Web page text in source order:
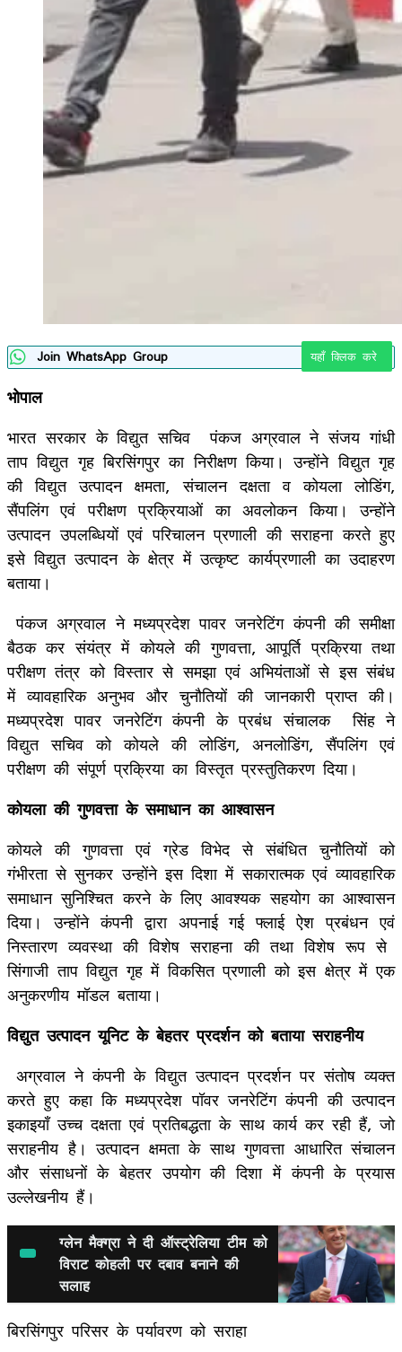
Join WhatsApp Group यहाँ क्लिक करे
भोपाल
भारत सरकार के विद्युत सचिव पंकज अग्रवाल ने संजय गांधी
ताप विद्युत गृह बिरसिंगपुर का निरीक्षण किया। उन्होंने विद्युत गृह
की विद्युत उत्पादन क्षमता, संचालन दक्षता व कोयला लोडिंग,
सैंपलिंग एवं परीक्षण प्रक्रियाओं का अवलोकन किया। उन्होंने
उत्पादन उपलब्धियों एवं परिचालन प्रणाली की सराहना करते हुए
इसे विद्युत उत्पादन के क्षेत्र में उत्कृष्ट कार्यप्रणाली का उदाहरण
बताया।
पंकज अग्रवाल ने मध्यप्रदेश पावर जनरेटिंग कंपनी की समीक्षा
बैठक कर संयंत्र में कोयले की गुणवत्ता, आपूर्ति प्रक्रिया तथा
परीक्षण तंत्र को विस्तार से समझा एवं अभियंताओं से इस संबंध
में व्यावहारिक अनुभव और चुनौतियों की जानकारी प्राप्त की।
मध्यप्रदेश पावर जनरेटिंग कंपनी के प्रबंध संचालक सिंह ने
विद्युत सचिव को कोयले की लोडिंग, अनलोडिंग, सैंपलिंग एवं
परीक्षण की संपूर्ण प्रक्रिया का विस्तृत प्रस्तुति‍करण दिया।
कोयला की गुणवत्ता के समाधान का आश्वासन
कोयले की गुणवत्ता एवं ग्रेड विभेद से संबंधित चुनौतियों को
गंभीरता से सुनकर उन्होंने इस दिशा में सकारात्मक एवं व्यावहारिक
समाधान सुनिश्चित करने के लिए आवश्यक सहयोग का आश्वासन
दिया। उन्होंने कंपनी द्वारा अपनाई गई फ्लाई ऐश प्रबंधन एवं
निस्तारण व्यवस्था की विशेष सराहना की तथा विशेष रूप से
सिंगाजी ताप विद्युत गृह में विकसित प्रणाली को इस क्षेत्र में एक
अनुकरणीय मॉडल बताया।
विद्युत उत्पादन यूनिट के बेहतर प्रदर्शन को बताया सराहनीय
अग्रवाल ने कंपनी के विद्युत उत्पादन प्रदर्शन पर संतोष व्यक्त
करते हुए कहा कि मध्यप्रदेश पॉवर जनरेटिंग कंपनी की उत्पादन
इकाइयाँ उच्च दक्षता एवं प्रतिबद्धता के साथ कार्य कर रही हैं, जो
सराहनीय है। उत्पादन क्षमता के साथ गुणवत्ता आधारित संचालन
और संसाधनों के बेहतर उपयोग की दिशा में कंपनी के प्रयास
उल्लेखनीय हैं।
ग्लेन मैक्ग्रा ने दी ऑस्ट्रेलिया टीम को
विराट कोहली पर दबाव बनाने की
सलाह
बिरसिंगपुर परिसर के पर्यावरण को सराहा